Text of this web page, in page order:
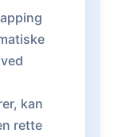
kan
rette